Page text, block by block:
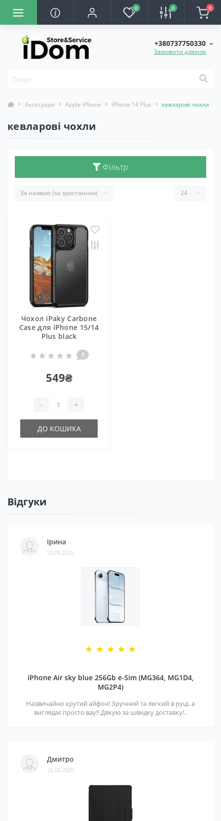
0 0 0
+380737750330
Замовити дзвінок
Аксесуари Apple iPhone iPhone 14 Plus кевларові чохли
кевларові чохли
Фільтр
Чохол iPaky Carbone
Case для iPhone 15/14
Plus black
0
549₴
- +
ДО КОШИКА
Відгуки
Ірина
22.09.2025
iPhone Air sky blue 256Gb e-Sim (MG364, MG1D4,
MG2P4)
Назвичайно крутий айфон! Зручний та легкий в руці, а
виглядає просто вау!! Дякую за швидку доставку!..
Дмитро
25.06.2025